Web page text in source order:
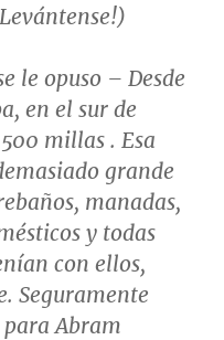
le opuso – Desde
en el sur de
millas . Esa
grande
manadas,
y todas
con ellos,
Seguramente
Abram